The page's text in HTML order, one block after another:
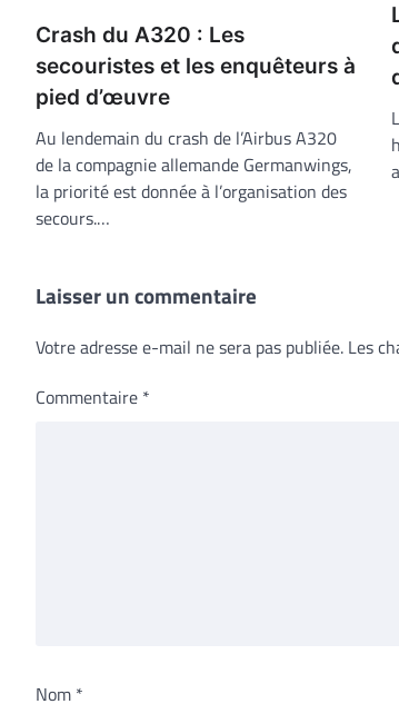
Crash du A320 : Les
secouristes et les enquêteurs à
pied d’œuvre
Au lendemain du crash de l’Airbus A320
de la compagnie allemande Germanwings,
la priorité est donnée à l’organisation des
secours.…
Laisser un commentaire
Votre adresse e-mail ne sera pas publiée. Les
Commentaire *
Nom *